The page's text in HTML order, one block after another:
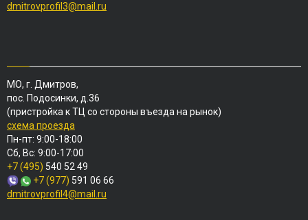
dmitrovprofil3@mail.ru
МО, г. Дмитров,
пос. Подосинки, д.36
(пристройка к ТЦ со стороны въезда на рынок)
схема проезда
Пн-пт: 9:00-18:00
Сб, Вс: 9:00-17:00
+7 (495) 540 52 49
+7 (977) 591 06 66
dmitrovprofil4@mail.ru